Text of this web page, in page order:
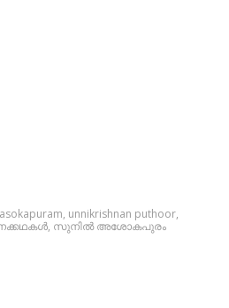
, unnikrishnan puthoor,
, സുനിൽ അശോകപുരം